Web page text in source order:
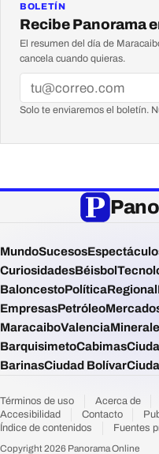
BOLETÍN
Recibe Panorama
El resumen del día de
cancela cuando quieras.
Solo te enviaremos el boletín.
MundoSucesos
CuriosidadesBéisbol
BaloncestoPolíticaRegional
EmpresasPetróleo
MaracaiboValencia
BarquisimetoCabimas
BarinasCiudad Bolívar
Términos de uso Acerca de
Accesibilidad
Contacto
Índice de contenidos
Fuentes
Copyright 2026 Panorama Online